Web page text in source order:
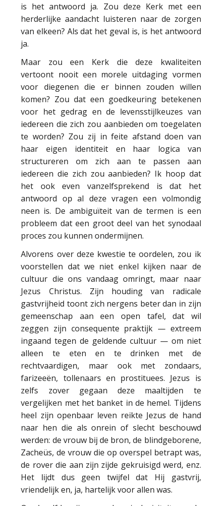
is het antwoord ja. Zou deze Kerk met een
herderlijke aandacht luisteren naar de zorgen
van elkeen? Als dat het geval is, is het antwoord
ja.
Maar zou een Kerk die deze kwaliteiten
vertoont nooit een morele uitdaging vormen
voor diegenen die er binnen zouden willen
komen? Zou dat een goedkeuring betekenen
voor het gedrag en de levensstijlkeuzes van
iedereen die zich zou aanbieden om toegelaten
te worden? Zou zij in feite afstand doen van
haar eigen identiteit en haar logica van
structureren om zich aan te passen aan
iedereen die zich zou aanbieden? Ik hoop dat
het ook even vanzelfsprekend is dat het
antwoord op al deze vragen een volmondig
neen is. De ambiguïteit van de termen is een
probleem dat een groot deel van het synodaal
proces zou kunnen ondermijnen.
Alvorens over deze kwestie te oordelen, zou ik
voorstellen dat we niet enkel kijken naar de
cultuur die ons vandaag omringt, maar naar
Jezus Christus. Zijn houding van radicale
gastvrijheid toont zich nergens beter dan in zijn
gemeenschap aan een open tafel, dat wil
zeggen zijn consequente praktijk — extreem
ingaand tegen de geldende cultuur — om niet
alleen te eten en te drinken met de
rechtvaardigen, maar ook met zondaars,
farizeeën, tollenaars en prostituees. Jezus is
zelfs zover gegaan deze maaltijden te
vergelijken met het banket in de hemel. Tijdens
heel zijn openbaar leven reikte Jezus de hand
naar hen die als onrein of slecht beschouwd
werden: de vrouw bij de bron, de blindgeborene,
Zacheüs, de vrouw die op overspel betrapt was,
de rover die aan zijn zijde gekruisigd werd, enz.
Het lijdt dus geen twijfel dat Hij gastvrij,
vriendelijk en, ja, hartelijk voor allen was.